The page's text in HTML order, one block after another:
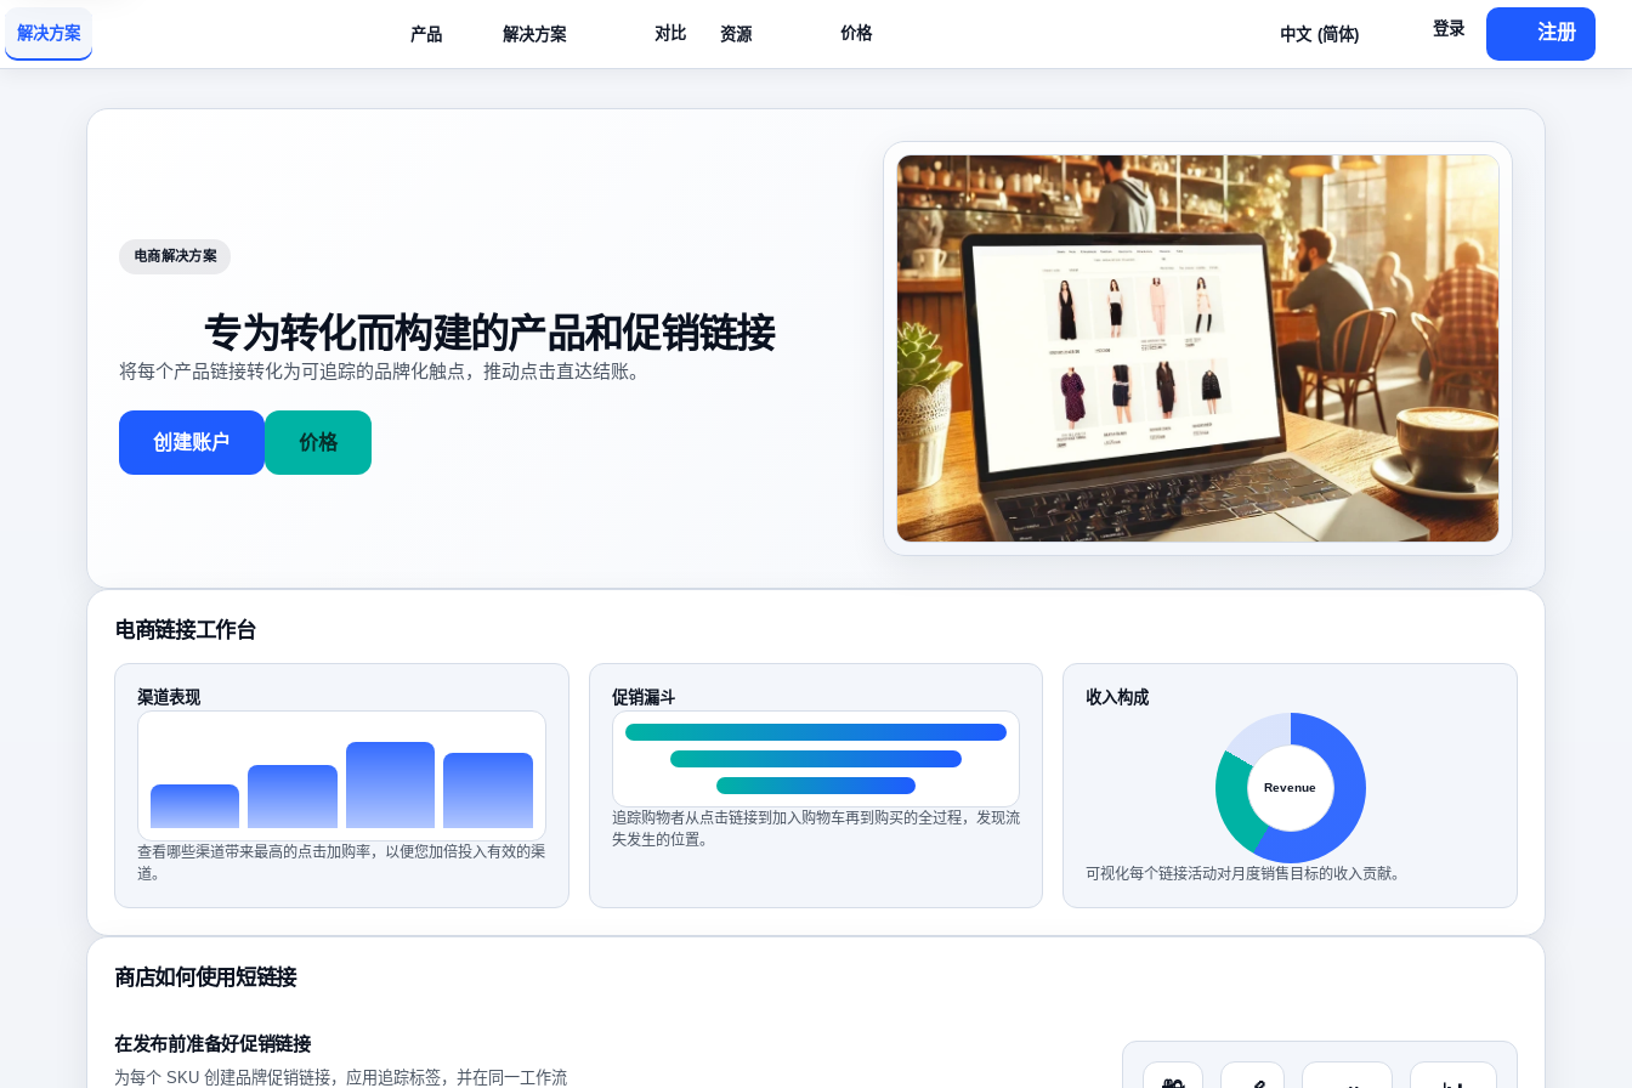
解决方案 产品 解决方案 对比 资源 价格 中文 (简体) 登录 注册
电商解决方案
专为转化而构建的产品和促销链接
将每个产品链接转化为可追踪的品牌化触点，推动点击直达结账。
创建账户 价格
电商链接工作台
渠道表现
查看哪些渠道带来最高的点击加购率，以便您加倍投入有效的渠
道。
促销漏斗
追踪购物者从点击链接到加入购物车再到购买的全过程，发现流
失发生的位置。
收入构成
Revenue
可视化每个链接活动对月度销售目标的收入贡献。
商店如何使用短链接
在发布前准备好促销链接
为每个 SKU 创建品牌促销链接，应用追踪标签，并在同一工作流